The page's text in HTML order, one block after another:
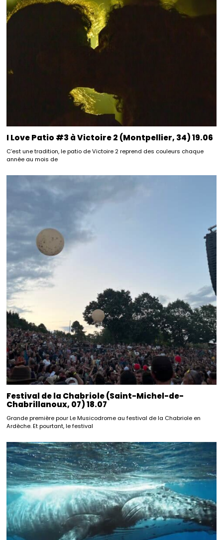
I Love Patio #3 à Victoire 2 (Montpellier, 34) 19.06
C’est une tradition, le patio de Victoire 2 reprend des couleurs chaque
année au mois de
Festival de la Chabriole (Saint-Michel-de-
Chabrillanoux, 07) 18.07
Grande première pour Le Musicodrome au festival de la Chabriole en
Ardèche. Et pourtant, le festival